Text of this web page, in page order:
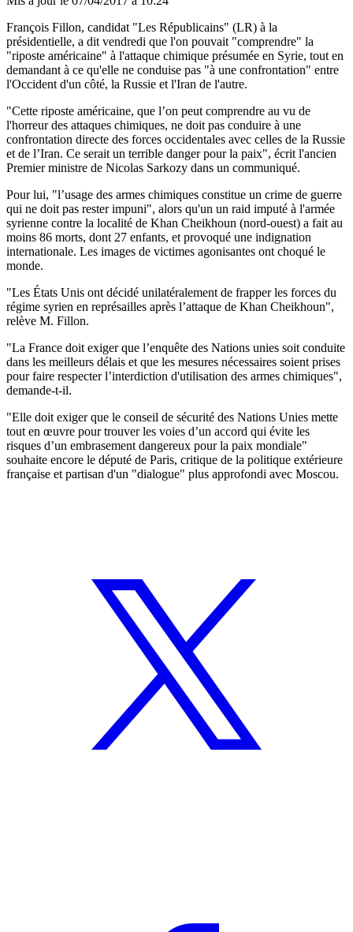
François Fillon, candidat "Les Républicains" (LR) à la
présidentielle, a dit vendredi que l'on pouvait "comprendre" la
"riposte américaine" à l'attaque chimique présumée en Syrie, tout en
demandant à ce qu'elle ne conduise pas "à une confrontation" entre
l'Occident d'un côté, la Russie et l'Iran de l'autre.
"Cette riposte américaine, que l’on peut comprendre au vu de
l'horreur des attaques chimiques, ne doit pas conduire à une
confrontation directe des forces occidentales avec celles de la Russie
et de l’Iran. Ce serait un terrible danger pour la paix", écrit l'ancien
Premier ministre de Nicolas Sarkozy dans un communiqué.
Pour lui, "l’usage des armes chimiques constitue un crime de guerre
qui ne doit pas rester impuni", alors qu'un un raid imputé à l'armée
syrienne contre la localité de Khan Cheikhoun (nord-ouest) a fait au
moins 86 morts, dont 27 enfants, et provoqué une indignation
internationale. Les images de victimes agonisantes ont choqué le
monde.
"Les États Unis ont décidé unilatéralement de frapper les forces du
régime syrien en représailles après l’attaque de Khan Cheikhoun",
relève M. Fillon.
"La France doit exiger que l’enquête des Nations unies soit conduite
dans les meilleurs délais et que les mesures nécessaires soient prises
pour faire respecter l’interdiction d'utilisation des armes chimiques",
demande-t-il.
"Elle doit exiger que le conseil de sécurité des Nations Unies mette
tout en œuvre pour trouver les voies d’un accord qui évite les
risques d’un embrasement dangereux pour la paix mondiale"
souhaite encore le député de Paris, critique de la politique extérieure
française et partisan d'un "dialogue" plus approfondi avec Moscou.